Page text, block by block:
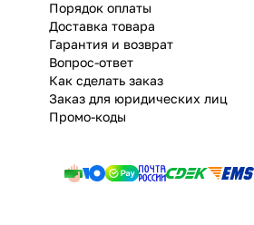
Порядок оплаты
Доставка товара
Гарантия и возврат
Вопрос-ответ
Как сделать заказ
Заказ для юридических лиц
Промо-коды